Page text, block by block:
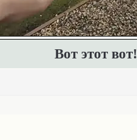
Вот этот вот!